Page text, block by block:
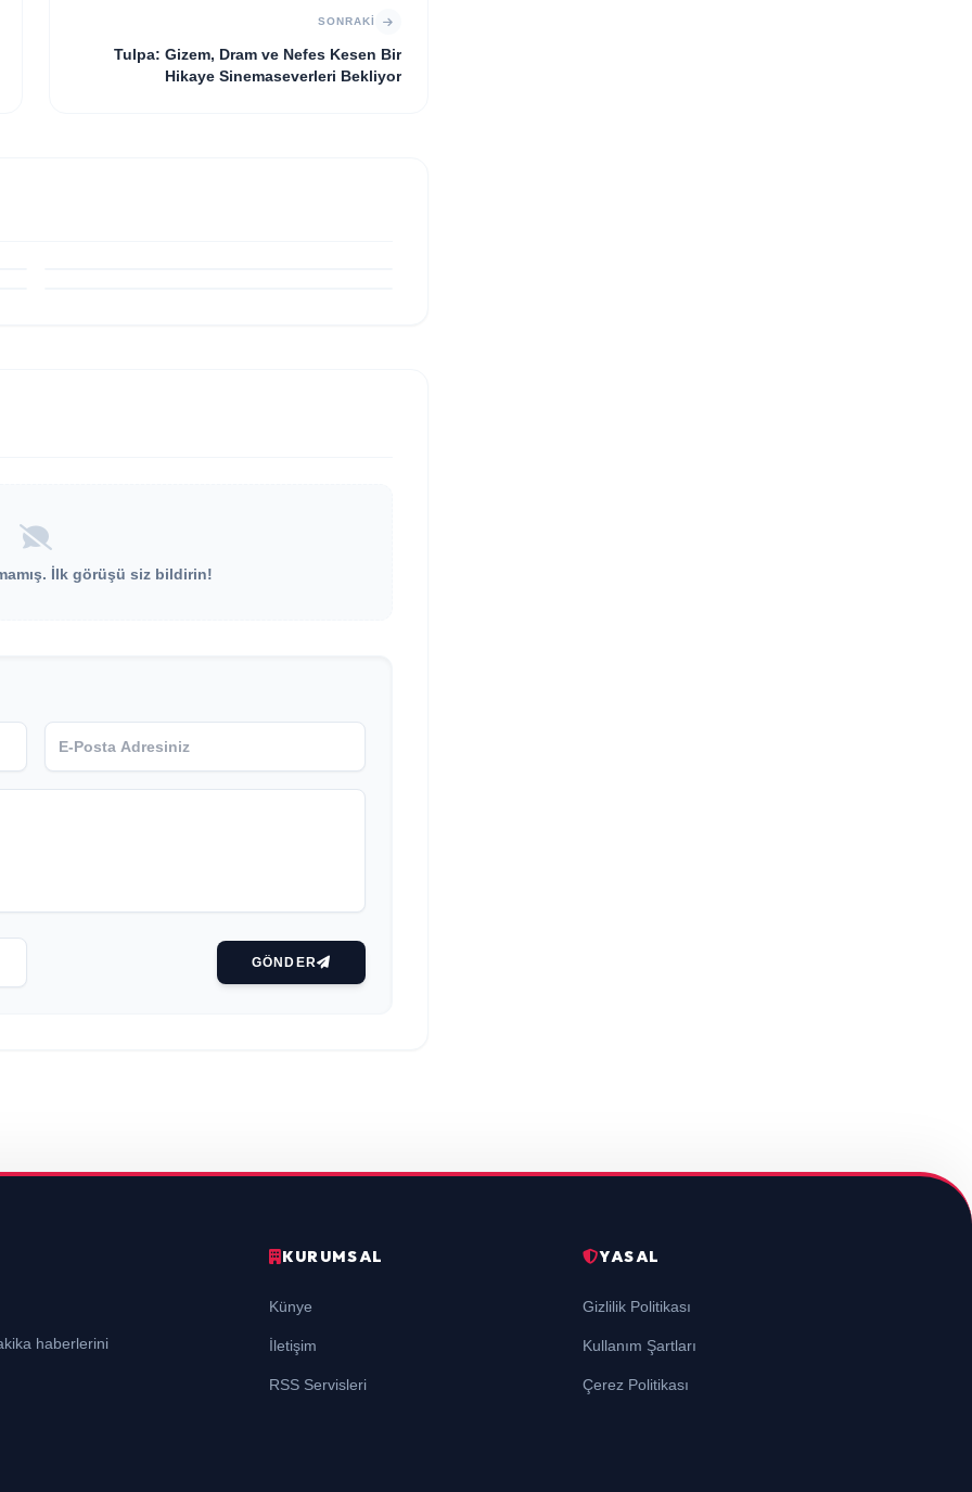
SONRAKI
Tulpa: Gizem, Dram ve Nefes Kesen Bir
Hikaye Sinemaseverleri Bekliyor
İlk görüşü siz bildirin!
GÖNDER
haberlerini
KURUMSAL
Künye
İletişim
RSS Servisleri
YASAL
Gizlilik Politikası
Kullanım Şartları
Çerez Politikası